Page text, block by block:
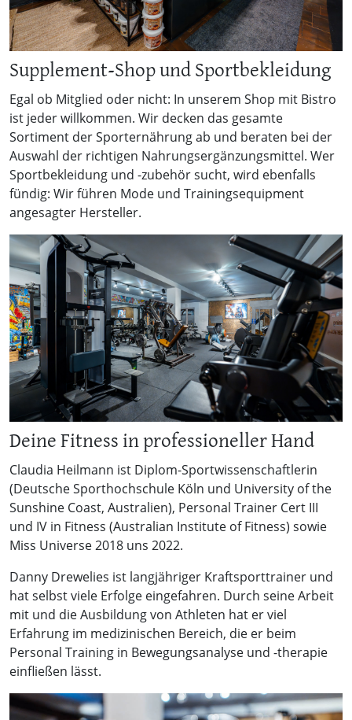
Supplement-Shop und Sportbekleidung
Egal ob Mitglied oder nicht: In unserem Shop mit Bistro
ist jeder willkommen. Wir decken das gesamte
Sortiment der Sporternährung ab und beraten bei der
Auswahl der richtigen Nahrungsergänzungsmittel. Wer
Sportbekleidung und -zubehör sucht, wird ebenfalls
fündig: Wir führen Mode und Trainingsequipment
angesagter Hersteller.
Deine Fitness in professioneller Hand
Claudia Heilmann ist Diplom-Sportwissenschaftlerin
(Deutsche Sporthochschule Köln und University of the
Sunshine Coast, Australien), Personal Trainer Cert III
und IV in Fitness (Australian Institute of Fitness) sowie
Miss Universe 2018 uns 2022.
Danny Drewelies ist langjähriger Kraftsporttrainer und
hat selbst viele Erfolge eingefahren. Durch seine Arbeit
mit und die Ausbildung von Athleten hat er viel
Erfahrung im medizinischen Bereich, die er beim
Personal Training in Bewegungsanalyse und -therapie
einfließen lässt.